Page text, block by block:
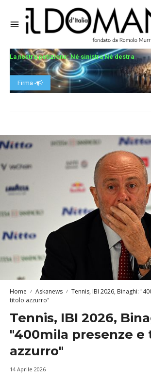
La nostra petizione: Né sinistra Né destra
Firma -
Home Askanews
Tennis, IBI 2026, Binaghi:
titolo azzurro"
Tennis, IBI 2026,
"400mila presenze e
azzurro"
14 Aprile 2026